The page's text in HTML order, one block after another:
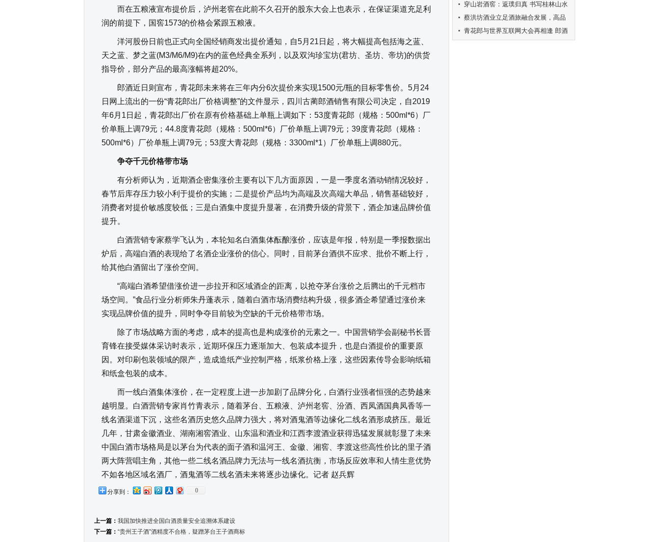
而在五粮液宣布提价后，泸州老窖在此前不久召开的股东大会上也表示，在保证渠道充足利
润的前提下，国窖1573的价格会紧跟五粮液。
洋河股份日前也正式向全国经销商发出提价通知，自5月21日起，将大幅提高包括海之蓝、
天之蓝、梦之蓝(M3/M6/M9)在内的蓝色经典全系列，以及双沟珍宝坊(君坊、圣坊、帝坊)的供货
指导价，部分产品的最高涨幅将超20%。
郎酒近日则宣布，青花郎未来将在三年内分6次提价来实现1500元/瓶的目标零售价。5月24
日网上流出的一份“青花郎出厂价格调整”的文件显示，四川古蔺郎酒销售有限公司决定，自2019
年6月1日起，青花郎出厂价在原有价格基础上单瓶上调如下：53度青花郎（规格：500ml*6）厂
价单瓶上调79元；44.8度青花郎（规格：500ml*6）厂价单瓶上调79元；39度青花郎（规格：
500ml*6）厂价单瓶上调79元；53度大青花郎（规格：3300ml*1）厂价单瓶上调880元。
争夺千元价格带市场
有分析师认为，近期酒企密集涨价主要有以下几方面原因，一是一季度名酒动销情况较好，
春节后库存压力较小利于提价的实施；二是提价产品均为高端及次高端大单品，销售基础较好，
消费者对提价敏感度较低；三是白酒集中度提升显著，在消费升级的背景下，酒企加速品牌价值
提升。
白酒营销专家蔡学飞认为，本轮知名白酒集体酝酿涨价，应该是年报，特别是一季报数据出
炉后，高端白酒的表现给了名酒企业涨价的信心。同时，目前茅台酒供不应求、批价不断上行，
给其他白酒留出了涨价空间。
“高端白酒希望借涨价进一步拉开和区域酒企的距离，以抢夺茅台涨价之后腾出的千元档市
场空间。”食品行业分析师朱丹蓬表示，随着白酒市场消费结构升级，很多酒企希望通过涨价来
实现品牌价值的提升，同时争夺目前较为空缺的千元价格带市场。
除了市场战略方面的考虑，成本的提高也是构成涨价的元素之一。中国营销学会副秘书长晋
育锋在接受媒体采访时表示，近期环保压力逐渐加大、包装成本提升，也是白酒提价的重要原
因。对印刷包装领域的限产，造成造纸产业控制严格，纸浆价格上涨，这些因素传导会影响纸箱
和纸盒包装的成本。
而一线白酒集体涨价，在一定程度上进一步加剧了品牌分化，白酒行业强者恒强的态势越来
越明显。白酒营销专家肖竹青表示，随着茅台、五粮液、泸州老窖、汾酒、西凤酒国典凤香等一
线名酒渠道下沉，这些名酒历史悠久品牌力强大，将对酒鬼酒等边缘化二线名酒形成挤压。最近
几年，甘肃金徽酒业、湖南湘窖酒业、山东温和酒业和江西李渡酒业获得迅猛发展就彰显了未来
中国白酒市场格局是以茅台为代表的面子酒和温河王、金徽、湘窖、李渡这些高性价比的里子酒
两大阵营唱主角，其他一些二线名酒品牌力无法与一线名酒抗衡，市场反应效率和人情生意优势
不如各地区域名酒厂，酒鬼酒等二线名酒未来将逐步边缘化。记者 赵兵辉
分享到： 0
上一篇： 我国加快推进全国白酒质量安全追溯体系建设
下一篇： “贵州王子酒”酒精度不合格，疑蹭茅台王子酒商标
酒盛唐的梦想坚守
穿山岩酒窖：返璞归真 书写桂林山水
的共情故事
蔡洪坊酒业立足酒旅融合发展，高品
质精准表达中原名酒底色
青花郎与世界互联网大会再相逢 郎酒